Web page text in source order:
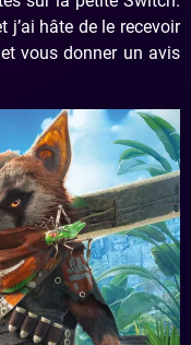
j’ai hâte de le recevoir
vous donner un avis